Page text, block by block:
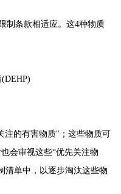
制条款相适应。这4种物质
注的有害物质"；这些物质可
会审视这些“优先关注物
清单中，以逐步淘汰这些物